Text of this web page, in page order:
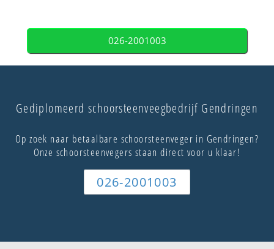
026-2001003
Gediplomeerd schoorsteenveegbedrijf Gendringen
Op zoek naar betaalbare schoorsteenveger in Gendringen?
Onze schoorsteenvegers staan direct voor u klaar!
026-2001003